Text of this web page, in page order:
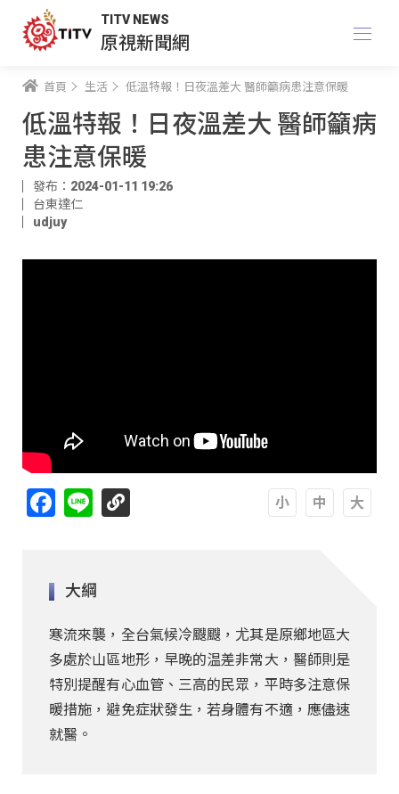
TITV NEWS
原視新聞網
首頁 生活 低溫特報！日夜溫差大 醫師籲病患注意保暖
低溫特報！日夜溫差大 醫師籲病
患注意保暖
發布：2024-01-11 19:26
台東達仁
udjuy
Facebook
Line
大綱
寒流來襲，全台氣候冷颼颼，尤其是原鄉地區大
多處於山區地形，早晚的温差非常大，醫師則是
特別提醒有心血管、三高的民眾，平時多注意保
暖措施，避免症狀發生，若身體有不適，應儘速
就醫。